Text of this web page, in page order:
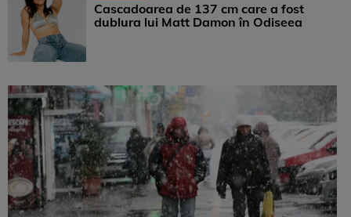
Cascadoarea de 137 cm care a fost
dublura lui Matt Damon în Odiseea